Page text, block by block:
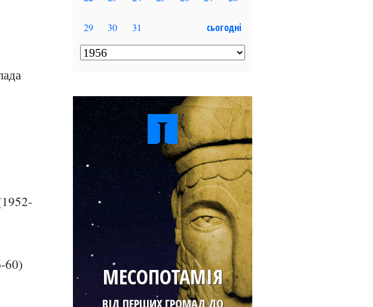
60)
МЕСОПОТАМІЯ
ВІД ПЕРШИХ ГРОМАД ДО